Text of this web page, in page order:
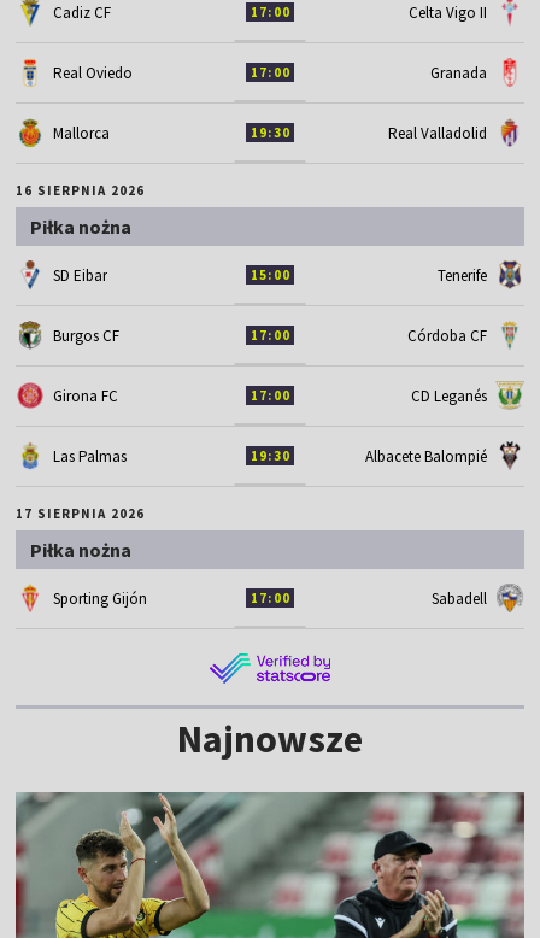
Cadiz CF 17:00 Celta Vigo II
Real Oviedo 17:00 Granada
Mallorca 19:30 Real Valladolid
16 SIERPNIA 2026
Piłka nożna
SD Eibar 15:00 Tenerife
Burgos CF 17:00 Córdoba CF
Girona FC 17:00 CD Leganés
Las Palmas 19:30 Albacete Balompié
17 SIERPNIA 2026
Piłka nożna
Sporting Gijón 17:00 Sabadell
Najnowsze